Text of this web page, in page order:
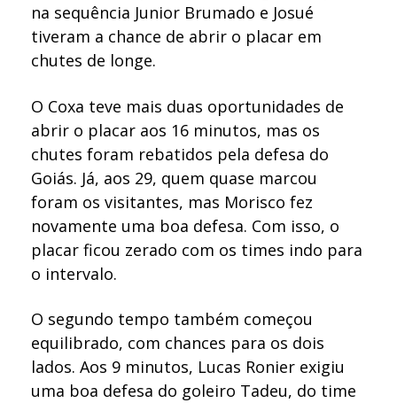
na sequência Junior Brumado e Josué
tiveram a chance de abrir o placar em
chutes de longe.
O Coxa teve mais duas oportunidades de
abrir o placar aos 16 minutos, mas os
chutes foram rebatidos pela defesa do
Goiás. Já, aos 29, quem quase marcou
foram os visitantes, mas Morisco fez
novamente uma boa defesa. Com isso, o
placar ficou zerado com os times indo para
o intervalo.
O segundo tempo também começou
equilibrado, com chances para os dois
lados. Aos 9 minutos, Lucas Ronier exigiu
uma boa defesa do goleiro Tadeu, do time